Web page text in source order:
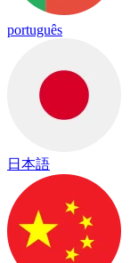
português
日本語